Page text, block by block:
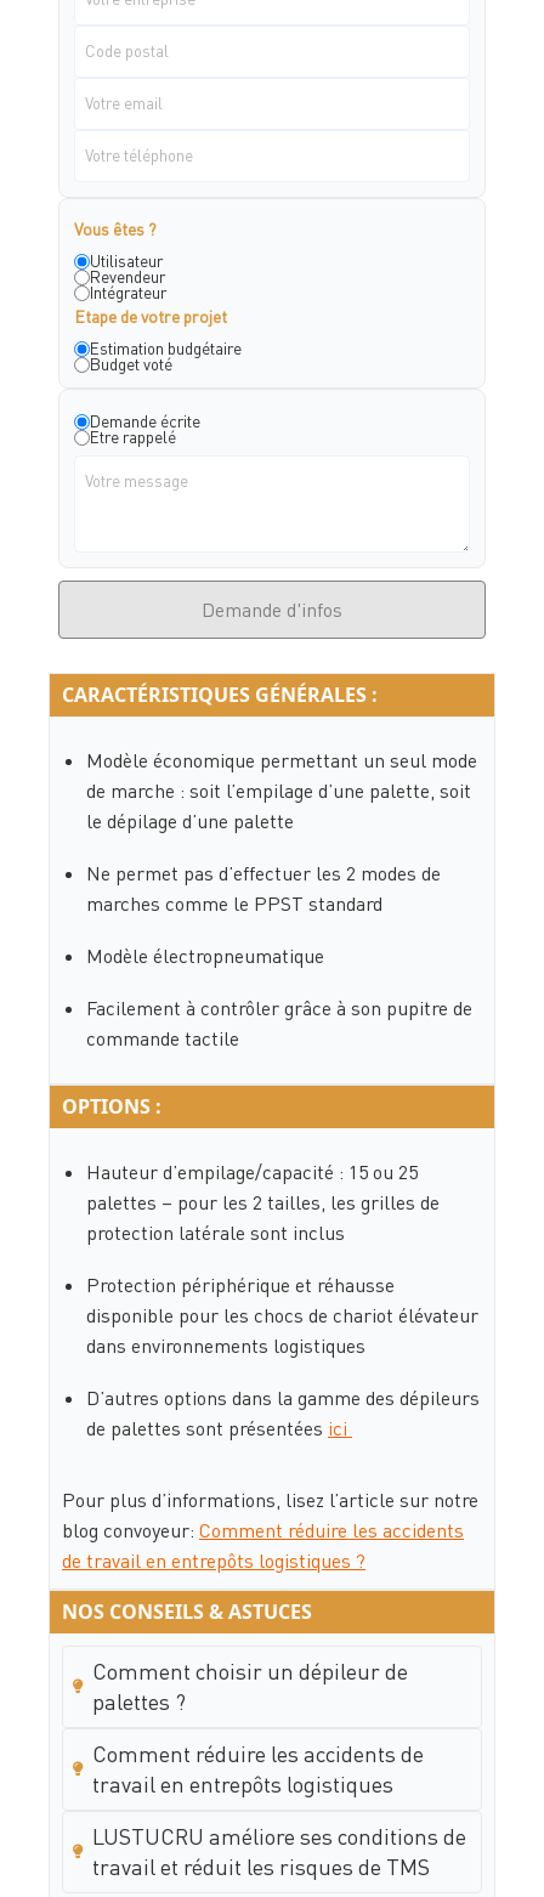
Vous êtes ?
Utilisateur
Revendeur
Intégrateur
Etape de votre projet
Estimation budgétaire
Budget voté
Demande écrite
Etre rappelé
Demande d'infos
CARACTÉRISTIQUES GÉNÉRALES :
Modèle économique permettant un seul mode
de marche : soit l’empilage d’une palette, soit
le dépilage d’une palette
Ne permet pas d’effectuer les 2 modes de
marches comme le PPST standard
Modèle électropneumatique
Facilement à contrôler grâce à son pupitre de
commande tactile
OPTIONS :
Hauteur d’empilage/capacité : 15 ou 25
palettes – pour les 2 tailles, les grilles de
protection latérale sont inclus
Protection périphérique et réhausse
disponible pour les chocs de chariot élévateur
dans environnements logistiques
D’autres options dans la gamme des dépileurs
de palettes sont présentées ici
Pour plus d’informations, lisez l’article sur notre
blog convoyeur: Comment réduire les accidents
de travail en entrepôts logistiques ?
NOS CONSEILS & ASTUCES
Comment choisir un dépileur de
palettes ?
Comment réduire les accidents de
travail en entrepôts logistiques
LUSTUCRU améliore ses conditions de
travail et réduit les risques de TMS